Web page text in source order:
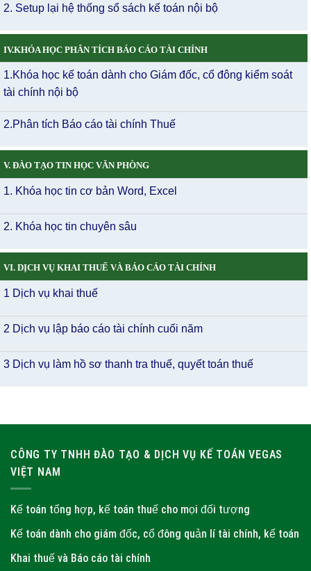
2. Setup lại hệ thống sổ sách kế toán nội bộ
IV.KHÓA HỌC PHÂN TÍCH BÁO CÁO TÀI CHÍNH
1.Khóa học kế toán dành cho Giám đốc, cổ đông kiểm soát
tài chính nội bộ
2.Phân tích Báo cáo tài chính Thuế
V. ĐÀO TẠO TIN HỌC VĂN PHÒNG
1. Khóa học tin cơ bản Word, Excel
2. Khóa học tin chuyên sâu
VI. DỊCH VỤ KHAI THUẾ VÀ BÁO CÁO TÀI CHÍNH
1 Dịch vụ khai thuế
2 Dịch vụ lập báo cáo tài chính cuối năm
3 Dịch vụ làm hồ sơ thanh tra thuế, quyết toán thuế
CÔNG TY TNHH ĐÀO TẠO & DỊCH VỤ KẾ TOÁN VEGAS
VIỆT NAM
Kế toán tổng hợp, kế toán thuế cho mọi đối tượng
Kế toán dành cho giám đốc, cổ đông quản lí tài chính, kế toán
Khai thuế và Báo cáo tài chính